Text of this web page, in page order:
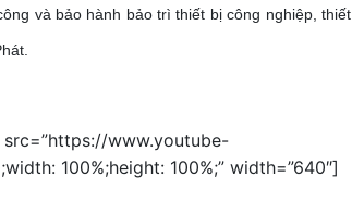
và bảo hành bảo trì thiết bị công nghiệp, thiết
src=”https://www.youtube-
100%;height: 100%;” width=”640″]